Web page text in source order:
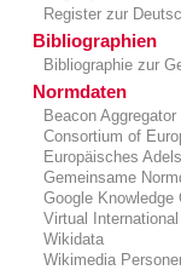
Register zur
Bibliographien
Bibliographie zur
Normdaten
Beacon Aggregator
Consortium of
Europäisches
Gemeinsame
Google Knowledge
Virtual
Wikidata
Wikimedia